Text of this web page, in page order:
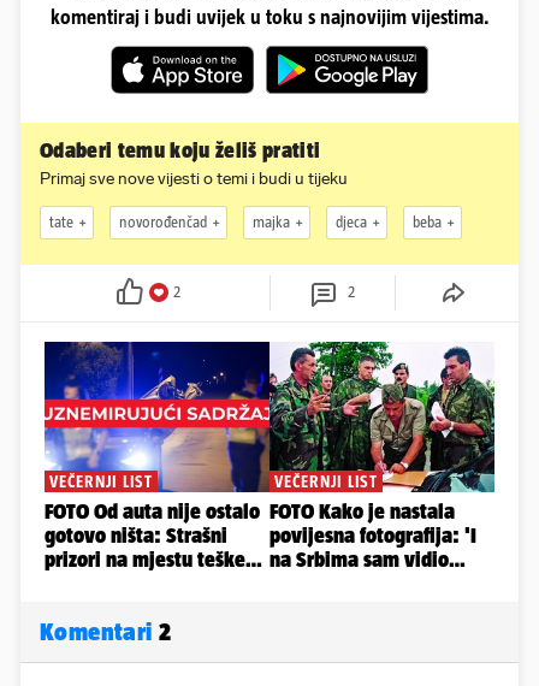
komentiraj i budi uvijek u toku s najnovijim vijestima.
Odaberi temu koju želiš pratiti
Primaj sve nove vijesti o temi i budi u tijeku
tate novorođenčad majka djeca beba
2 2
Komentari 2